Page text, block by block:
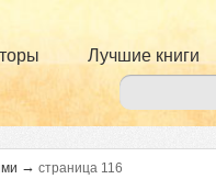
Лучшие книги
→ страница 116